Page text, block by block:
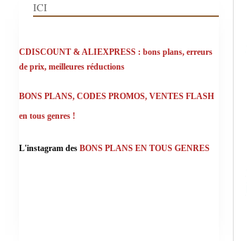
ICI
CDISCOUNT & ALIEXPRESS : bons plans, erreurs
de prix, meilleures réductions
BONS PLANS, CODES PROMOS, VENTES FLASH
en tous genres !
L'instagram des BONS PLANS EN TOUS GENRES